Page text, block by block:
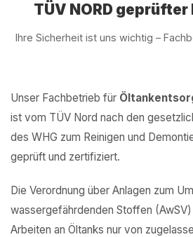
TÜV NORD
Ihre Sicherheit ist uns wichtig –
Unser Fachbetrieb für
ist vom TÜV Nord nach den
des WHG zum Reinigen und
geprüft und zertifiziert.
Die Verordnung über Anlagen zum
wassergefährdenden Stoffen
Arbeiten an Öltanks nur von